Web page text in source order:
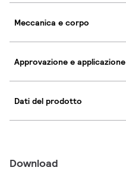
Meccanica e corpo
Approvazione e applicazione
Dati del prodotto
Download